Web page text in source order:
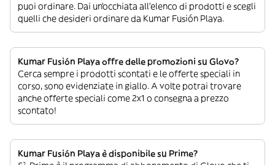
puoi ordinare. Dai un’occhiata all’elenco di prodotti e scegli
quelli che desideri ordinare da Kumar Fusión Playa.
Kumar Fusión Playa offre delle promozioni su Glovo?
Cerca sempre i prodotti scontati e le offerte speciali in
corso, sono evidenziate in giallo. A volte potrai trovare
anche offerte speciali come 2x1 o consegna a prezzo
scontato!
Kumar Fusión Playa è disponibile su Prime?